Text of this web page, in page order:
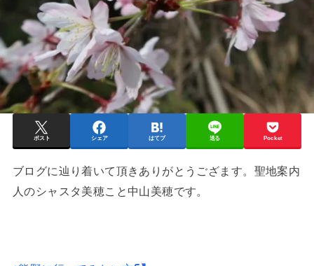
ポスト シェア はてブ 送る Pocket
ブログに辿り着いて頂きありがとうござます。聖地案内
人のシャスタ美穂こと中山美穂です。